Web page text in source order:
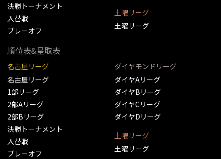
決勝トーナメント
入替戦
プレーオフ
土曜リーグ
土曜リーグ
順位表&星取表
名古屋リーグ
名古屋リーグ
1部リーグ
2部Aリーグ
2部Bリーグ
決勝トーナメント
入替戦
プレーオフ
ダイヤモンドリーグ
ダイヤAリーグ
ダイヤBリーグ
ダイヤCリーグ
ダイヤDリーグ
土曜リーグ
土曜リーグ